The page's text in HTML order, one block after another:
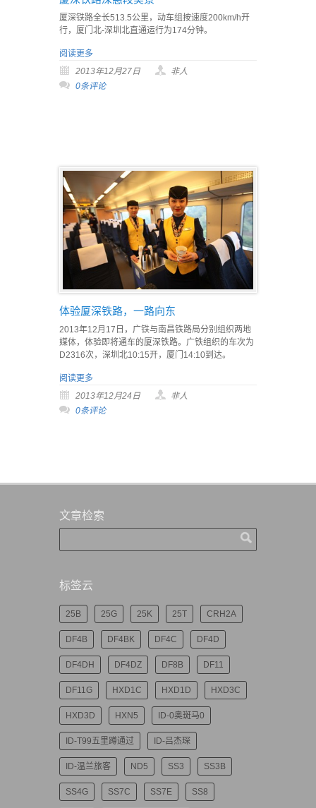
厦深铁路全长513.5公里，动车组按速度200km/h开
行，厦门北-深圳北直通运行为174分钟。
阅读更多
2013年12月27日
非人
0条评论
体验厦深铁路，一路向东
2013年12月17日，广铁与南昌铁路局分别组织两地
媒体，体验即将通车的厦深铁路。广铁组织的车次为
D2316次，深圳北10:15开，厦门14:10到达。
阅读更多
2013年12月24日
非人
0条评论
文章检索
标签云
25B 25G 25K 25T CRH2A
DF4B DF4BK DF4C DF4D
DF4DH DF4DZ DF8B DF11
DF11G HXD1C HXD1D HXD3C
HXD3D HXN5 ID-0奥斑马0
ID-T99五里蹲通过 ID-吕杰琛
ID-温兰旅客 ND5 SS3 SS3B
SS4G SS7C SS7E SS8